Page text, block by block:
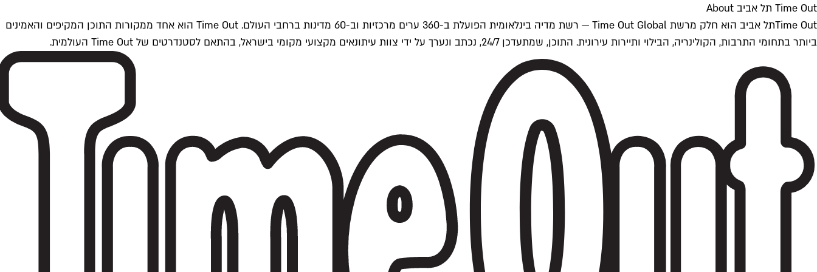
Time Out תל אביב About
Time Outתל אביב הוא חלק מרשת Time Out Global — רשת מדיה בינלאומית הפועלת ב-360 ערים מרכזיות וב-60 מדינות ברחבי העולם. Time Out הוא אחד ממקורות התוכן המקיפים והאמינים
ביותר בתחומי התרבות, הקולינריה, הבילוי ותיירות עירונית. התוכן, שמתעדכן 24/7, נכתב ונערך על ידי צוות עיתונאים מקצועי מקומי בישראל, בהתאם לסטנדרטים של Time Out העולמית.